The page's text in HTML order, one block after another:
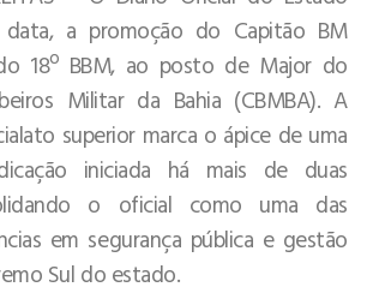
data, a promoção do Capitão BM
18º BBM, ao posto de Major do
Militar da Bahia (CBMBA). A
superior marca o ápice de uma
iniciada há mais de duas
o oficial como uma das
em segurança pública e gestão
Sul do estado.